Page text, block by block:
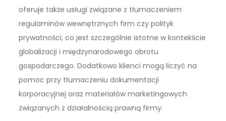
oferuje także usługi związane z tłumaczeniem
regulaminów wewnętrznych firm czy polityk
prywatności, co jest szczególnie istotne w kontekście
globalizacji i międzynarodowego obrotu
gospodarczego. Dodatkowo klienci mogą liczyć na
pomoc przy tłumaczeniu dokumentacji
korporacyjnej oraz materiałów marketingowych
związanych z działalnością prawną firmy.